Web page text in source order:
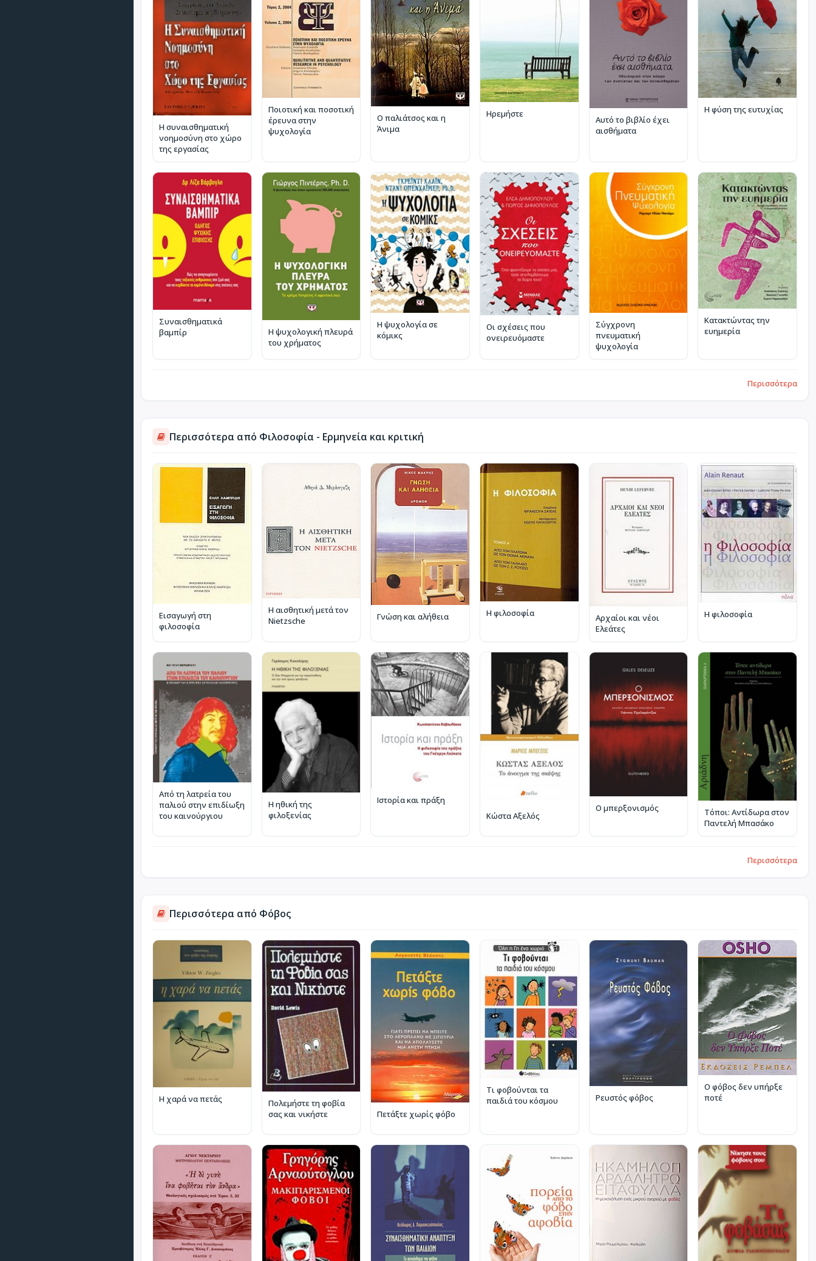
Η συναισθηματική
νοημοσύνη στο χώρο
της εργασίας
Ποιοτική και ποσοτική
έρευνα στην
ψυχολογία
Ο παλιάτσος και η
Άνιμα
Ηρεμήστε
Αυτό το βιβλίο έχει
αισθήματα
Η φύση της ευτυχίας
Συναισθηματικά
βαμπίρ
Η ψυχολογική πλευρά
του χρήματος
Η ψυχολογία σε
κόμικς
Οι σχέσεις που
ονειρευόμαστε
Σύγχρονη
πνευματική
ψυχολογία
Κατακτώντας την
ευημερία
Περισσότερα
Περισσότερα από Φιλοσοφία - Ερμηνεία και κριτική
Εισαγωγή στη
φιλοσοφία
Η αισθητική μετά τον
Nietzsche
Γνώση και αλήθεια Η φιλοσοφία
Αρχαίοι και νέοι
Ελεάτες
Η φιλοσοφία
Από τη λατρεία του
παλιού στην επιδίωξη
του καινούργιου
Η ηθική της
φιλοξενίας
Ιστορία και πράξη
Κώστα Αξελός
Ο μπερξονισμός
Τόποι: Αντίδωρα στον
Παντελή Μπασάκο
Περισσότερα
Περισσότερα από Φόβος
Η χαρά να πετάς
Πολεμήστε τη φοβία
σας και νικήστε
Πετάξτε χωρίς φόβο
Τι φοβούνται τα
παιδιά του κόσμου
Ρευστός φόβος
Ο φόβος δεν υπήρξε
ποτέ